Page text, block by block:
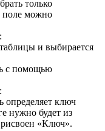
только
поле можно
и выбирается
с помощью
определяет ключ
нужно будет из
«Ключ».